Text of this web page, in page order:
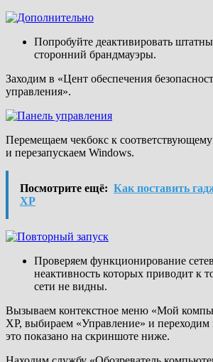
Попробуйте деактивировать
сторонний брандмауэры.
Заходим в «Цент обеспечения
управления».
Перемещаем чекбокс к
и перезапускаем Windows.
Посмотрите ещё: Как поставить
XP
Проверяем функционирование
неактивность которых приводит к
сети не видны.
Вызываем контекстное меню «Мой
XP, выбираем «Управление» и
это показано на скриншоте ниже.